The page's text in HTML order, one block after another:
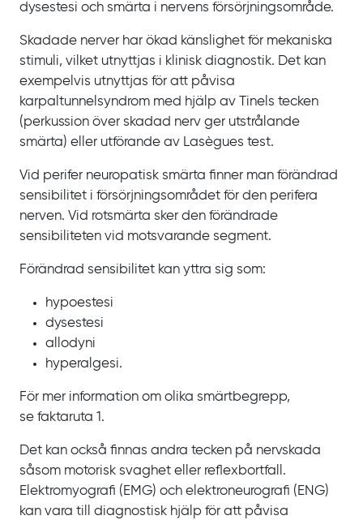
dysestesi och smärta i nervens försörjningsområde.
Skadade nerver har ökad känslighet för mekaniska
stimuli, vilket utnyttjas i klinisk diagnostik. Det kan
exempelvis utnyttjas för att påvisa
karpaltunnelsyndrom med hjälp av Tinels tecken
(perkussion över skadad nerv ger utstrålande
smärta) eller utförande av Lasègues test.
Vid perifer neuropatisk smärta finner man förändrad
sensibilitet i försörjningsområdet för den perifera
nerven. Vid rotsmärta sker den förändrade
sensibiliteten vid motsvarande segment.
Förändrad sensibilitet kan yttra sig som:
hypoestesi
dysestesi
allodyni
hyperalgesi.
För mer information om olika smärtbegrepp,
se faktaruta 1.
Det kan också finnas andra tecken på nervskada
såsom motorisk svaghet eller reflexbortfall.
Elektromyografi (EMG) och elektroneurografi (ENG)
kan vara till diagnostisk hjälp för att påvisa